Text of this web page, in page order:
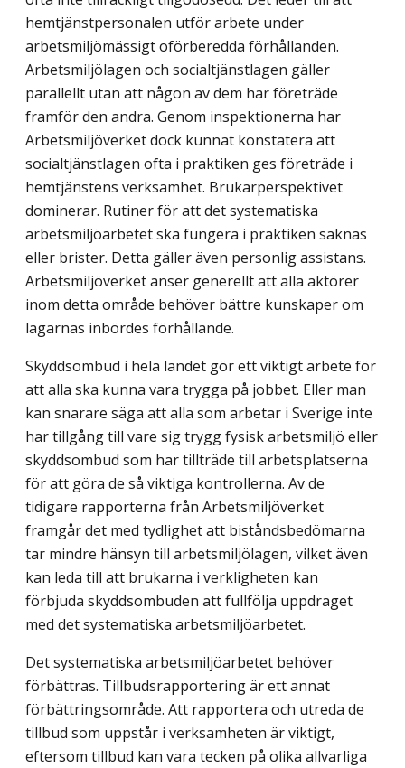
hemtjänstpersonalen utför arbete under
arbetsmiljömässigt oförberedda förhållanden.
Arbetsmiljölagen och socialtjänstlagen gäller
parallellt utan att någon av dem har företräde
framför den andra. Genom inspektionerna har
Arbetsmiljöverket dock kunnat konstatera att
socialtjänstlagen ofta i praktiken ges företräde i
hemtjänstens verksamhet. Brukarperspektivet
dominerar. Rutiner för att det systematiska
arbetsmiljöarbetet ska fungera i praktiken saknas
eller brister. Detta gäller även personlig assistans.
Arbetsmiljö­verket anser generellt att alla aktörer
inom detta område behöver bättre kunskaper om
lagarnas inbördes förhållande.
Skyddsombud i hela landet gör ett viktigt arbete för
att alla ska kunna vara trygga på jobbet. Eller man
kan snarare säga att alla som arbetar i Sverige inte
har tillgång till vare sig trygg fysisk arbetsmiljö eller
skyddsombud som har tillträde till arbetsplatserna
för att göra de så viktiga kontrollerna. Av de
tidigare rapporterna från Arbetsmiljöverket
framgår det med tydlighet att biståndsbedömarna
tar mindre hänsyn till arbetsmiljö­lagen, vilket även
kan leda till att brukarna i verkligheten kan
förbjuda skyddsombuden att fullfölja uppdraget
med det systematiska arbetsmiljöarbetet.
Det systematiska arbetsmiljöarbetet behöver
förbättras. Tillbudsrapportering är ett annat
förbättringsområde. Att rapportera och utreda de
tillbud som uppstår i verksamheten är viktigt,
eftersom tillbud kan vara tecken på olika allvarliga